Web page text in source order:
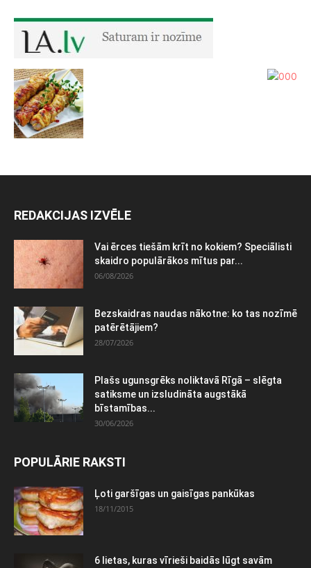
REDAKCIJAS IZVĒLE
Vai ērces tiešām krīt no kokiem? Speciālisti
skaidro populārākos mītus par...
06/08/2026
Bezskaidras naudas nākotne: ko tas nozīmē
patērētājiem?
28/07/2026
Plašs ugunsgrēks noliktavā Rīgā – slēgta
satiksme un izsludināta augstākā
bīstamības...
30/06/2026
POPULĀRIE RAKSTI
Ļoti garšīgas un gaisīgas pankūkas
18/11/2015
6 lietas, kuras vīrieši baidās lūgt savām